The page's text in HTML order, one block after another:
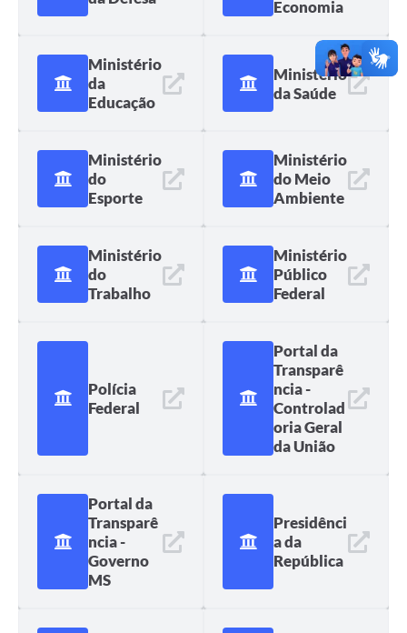
Jornal
Agenda
Economia
Ministério
da
Educação
Ministério
da Saúde
Ministério
do
Esporte
Ministério
do Meio
Ambiente
Ministério
do
Trabalho
Ministério
Público
Federal
Polícia
Federal
Portal da
Transparê
ncia -
Controlad
oria Geral
da União
Portal da
Transparê
ncia -
Governo
MS
Presidênci
a da
República